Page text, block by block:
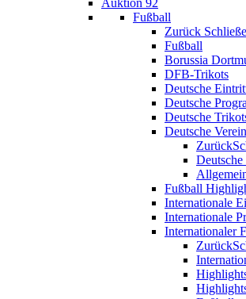
Auktion 92
Fußball
Zurück
Fußball
Borussia
DFB-Trikots
Deutsche
Deutsche
Deutsche
Deutsche
Zurück
Deutsche
Fußball
Internationale
Internationale
Internationaler
Zurück